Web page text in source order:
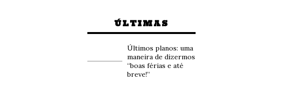
ÚLTIMAS
Últimos planos: uma
maneira de dizermos
“boas férias e até
breve!”